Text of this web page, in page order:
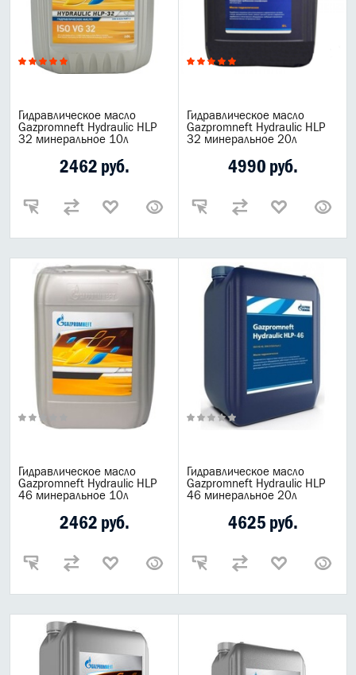
Гидравлическое масло
Gazpromneft Hydraulic HLP
32 минеральное 10л
2462 руб.
Гидравлическое масло
Gazpromneft Hydraulic HLP
32 минеральное 20л
4990 руб.
Гидравлическое масло
Gazpromneft Hydraulic HLP
46 минеральное 10л
2462 руб.
Гидравлическое масло
Gazpromneft Hydraulic HLP
46 минеральное 20л
4625 руб.